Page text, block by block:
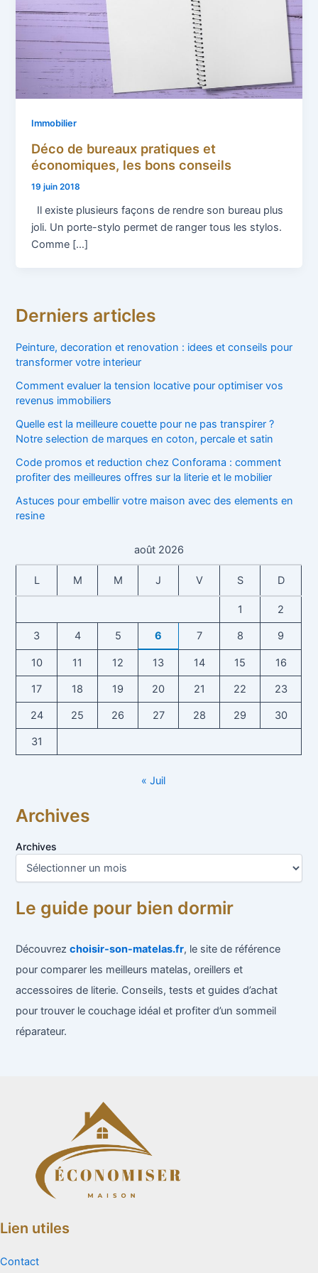
Immobilier
Déco de bureaux pratiques et
économiques, les bons conseils
19 juin 2018
Il existe plusieurs façons de rendre son bureau plus
joli. Un porte-stylo permet de ranger tous les stylos.
Comme […]
Derniers articles
Peinture, decoration et renovation : idees et conseils pour
transformer votre interieur
Comment evaluer la tension locative pour optimiser vos
revenus immobiliers
Quelle est la meilleure couette pour ne pas transpirer ?
Notre selection de marques en coton, percale et satin
Code promos et reduction chez Conforama : comment
profiter des meilleures offres sur la literie et le mobilier
Astuces pour embellir votre maison avec des elements en
resine
août 2026
L M M J V S D
1 2
3 4 5 6 7 8 9
10 11 12 13 14 15 16
17 18 19 20 21 22 23
24 25 26 27 28 29 30
31
« Juil
Archives
Archives
Le guide pour bien dormir
Découvrezchoisir-son-matelas.fr, le site de référence
pour comparer les meilleurs matelas, oreillers et
accessoires de literie. Conseils, tests et guides d’achat
pour trouver le couchage idéal et profiter d’un sommeil
réparateur.
Lien utiles
Contact